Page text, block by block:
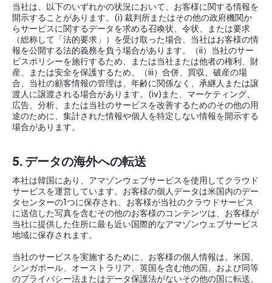
当社は、以下のいずれかの状況において、お客様に関する情報を
開示することがあります。(i) 裁判所またはその他の政府機関か
らサービスに関するデータを求める召喚状、令状、または要求
（総称して「法的要求」）を受け取った場合、当社はお客様の情
報を公開する法的義務を負う場合があります。（ii）当社のサー
ビスポリシーを施行するため、または当社または他者の権利、財
産、または安全を保護するため。（iii）合併、買収、破産の場
合、当社の顧客情報の管理は、年齢に関係なく、承継人または譲
渡人に譲渡される場合があります。(iv)また、マーケティング、
広告、分析、または当社のサービスを改善するためのその他の用
途のために、集計された情報や個人を特定しない情報を開示する
場合があります。
5. データの海外への転送
本社は韓国にあり、アマゾンウェブサービスを使用してクラウド
サービスを運営しています。お客様の個人データは米国内のデー
タセンターの1つに保存され、お客様が当社のクラウドサービス
に送信した写真を含むその他のお客様のコンテンツは、お客様が
当社に提供した住所に最も近い国際的なアマゾンウェブサービス
地域に保存されます。
当社のサービスを実施するために、お客様の個人情報は、米国、
シンガポール、オーストラリア、英国を含む他の国、および同等
のプライバシー法またはデータ保護法がないその他の国に転送、